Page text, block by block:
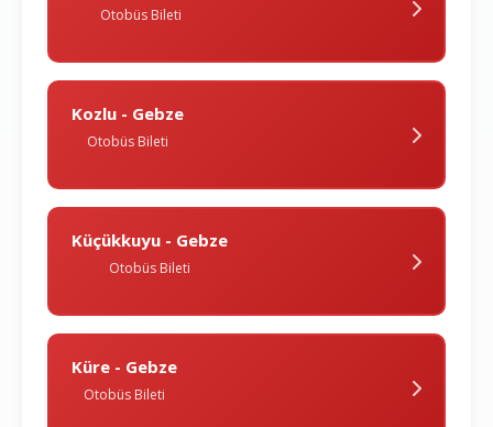
Otobüs Bileti
Kozlu - Gebze
Otobüs Bileti
Küçükkuyu - Gebze
Otobüs Bileti
Küre - Gebze
Otobüs Bileti